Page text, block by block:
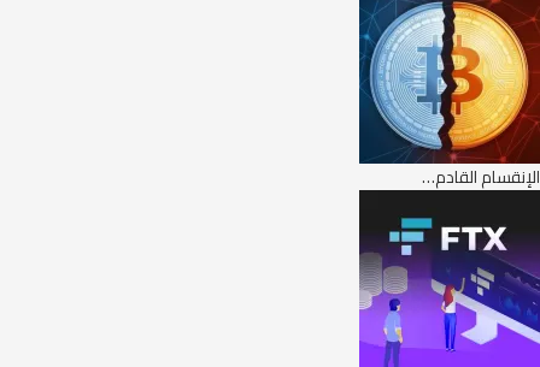
الإنقسام القادم…